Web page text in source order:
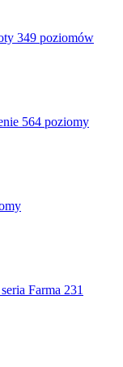
349 poziomów
564 poziomy
Farma 231